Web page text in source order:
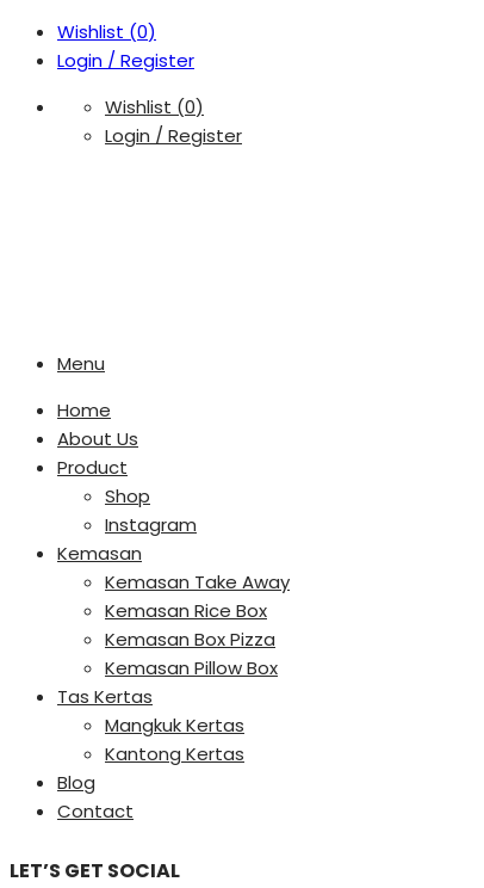
Wishlist (0)
Login / Register
Wishlist (0)
Login / Register
Menu
Home
About Us
Product
Shop
Instagram
Kemasan
Kemasan Take Away
Kemasan Rice Box
Kemasan Box Pizza
Kemasan Pillow Box
Tas Kertas
Mangkuk Kertas
Kantong Kertas
Blog
Contact
LET’S GET SOCIAL